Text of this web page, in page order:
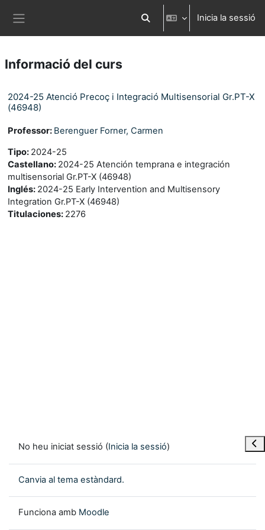
Commuta l'entrada de la cerca
Inicia la sessió
Informació del curs
2024-25 Atenció Precoç i Integració Multisensorial Gr.PT-X
(46948)
Professor: Berenguer Forner, Carmen
Tipo: 2024-25
Castellano: 2024-25 Atención temprana e integración
multisensorial Gr.PT-X (46948)
Inglés: 2024-25 Early Intervention and Multisensory
Integration Gr.PT-X (46948)
Titulaciones: 2276
No heu iniciat sessió (Inicia la sessió)
Canvia al tema estàndard.
Funciona amb Moodle